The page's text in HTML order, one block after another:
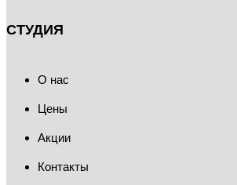
СТУДИЯ
О нас
Цены
Акции
Контакты